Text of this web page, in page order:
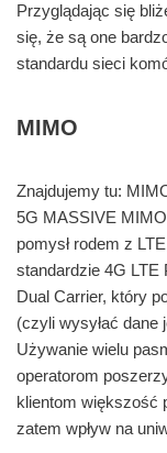
Przyglądając się
się, że są one
standardu sieci
MIMO
Znajdujemy tu:
5G MASSIVE
pomysł rodem z
standardzie 4G
Dual Carrier, który
(czyli wysyłać dane
Używanie wielu
operatorom
klientom większość
zatem wpływ na